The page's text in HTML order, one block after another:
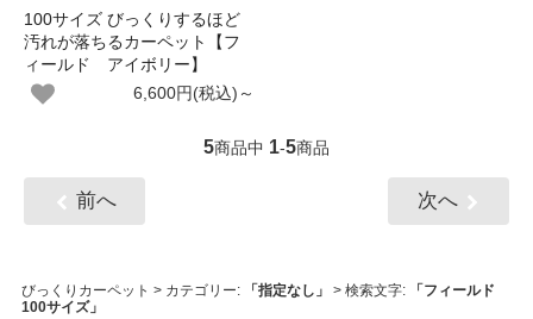
100サイズ びっくりするほど
汚れが落ちるカーペット【フ
ィールド アイボリー】
6,600円(税込)～
5商品中 1-5商品
前へ 次へ
びっくりカーペット > カテゴリー: 「指定なし」 > 検索文字:
「フィールド
100サイズ」